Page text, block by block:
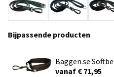
Bijpassende producten
Baggen.se
vanaf € 71,95